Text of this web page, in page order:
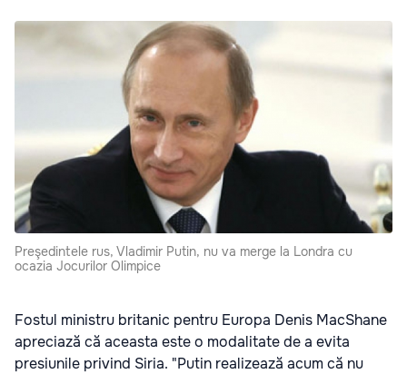
Preşedintele rus, Vladimir Putin, nu va merge la Londra cu
ocazia Jocurilor Olimpice
Fostul ministru britanic pentru Europa Denis MacShane
apreciază că aceasta este o modalitate de a evita
presiunile privind Siria. "Putin realizează acum că nu